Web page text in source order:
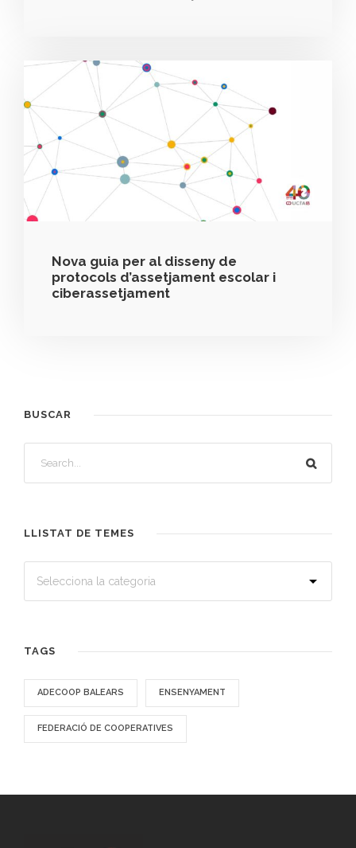
Nova guia per al disseny de
protocols d’assetjament escolar i
ciberassetjament
BUSCAR
LLISTAT DE TEMES
TAGS
ADECOOP BALEARS ENSENYAMENT
FEDERACIÓ DE COOPERATIVES